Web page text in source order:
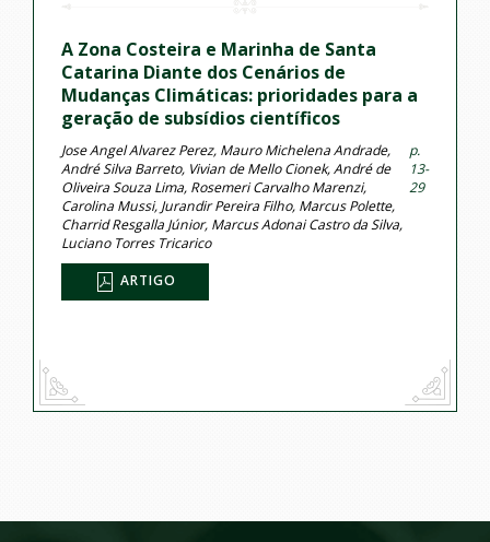
A Zona Costeira e Marinha de Santa
Catarina Diante dos Cenários de
Mudanças Climáticas: prioridades para a
geração de subsídios científicos
Jose Angel Alvarez Perez, Mauro Michelena Andrade,
André Silva Barreto, Vivian de Mello Cionek, André de
Oliveira Souza Lima, Rosemeri Carvalho Marenzi,
Carolina Mussi, Jurandir Pereira Filho, Marcus Polette,
Charrid Resgalla Júnior, Marcus Adonai Castro da Silva,
Luciano Torres Tricarico
p.
13-
29
ARTIGO